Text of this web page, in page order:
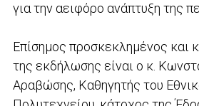
για την αειφόρο ανάπτυξη της
Επίσημος προσκεκλημένος και
της εκδήλωσης είναι ο κ.
Αραβώσης, Καθηγητής του